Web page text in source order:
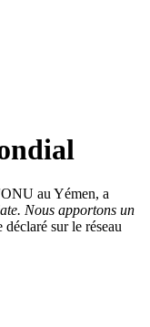
au Yémen, a
Nous apportons un
déclaré sur le réseau